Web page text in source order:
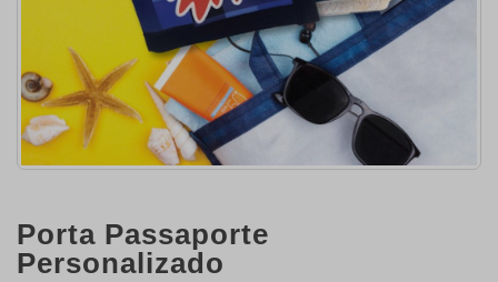
Porta Passaporte
Personalizado